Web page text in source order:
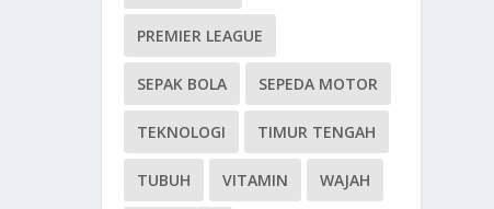
PREMIER LEAGUE
SEPAK BOLA SEPEDA MOTOR
TEKNOLOGI TIMUR TENGAH
TUBUH VITAMIN WAJAH